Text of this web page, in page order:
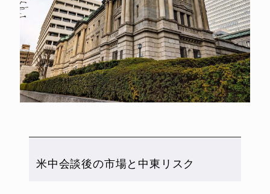
米中会談後の市場と中東リスク